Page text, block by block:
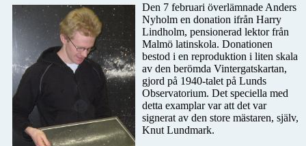
Den 7 februari överlämnade Anders
Nyholm en donation ifrån Harry
Lindholm, pensionerad lektor från
Malmö latinskola. Donationen
bestod i en reproduktion i liten skala
av den berömda Vintergatskartan,
gjord på 1940-talet på Lunds
Observatorium. Det speciella med
detta examplar var att det var
signerat av den store mästaren, själv,
Knut Lundmark.